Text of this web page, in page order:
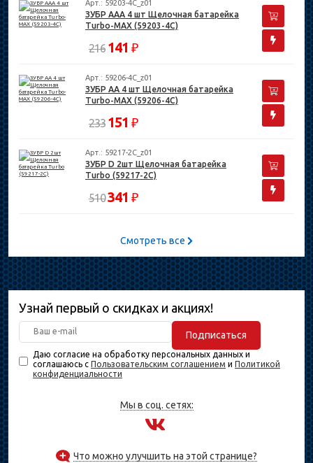
Арт.: 59203-4C_z01
ЗУБР ААА 4 шт Щелочная батарейка
Turbo-MAX (59203-4C)
216 141 ₽
Арт.: 59206-4C_z01
ЗУБР АА 4 шт Щелочная батарейка
Turbo-MAX (59206-4C)
233 151 ₽
Арт.: 59217-2C_z01
ЗУБР D 2шт Щелочная батарейка
Turbo (59217-2C)
510341 ₽
Смотреть все
Узнай первый о скидках и акциях!
Подписаться
Даю согласие на обработку персональных данных и
соглашаюсь с Пользовательским соглашением и Политикой
конфиденциальности
Мы в соц. сетях:
Что можно улучшить на этой странице?